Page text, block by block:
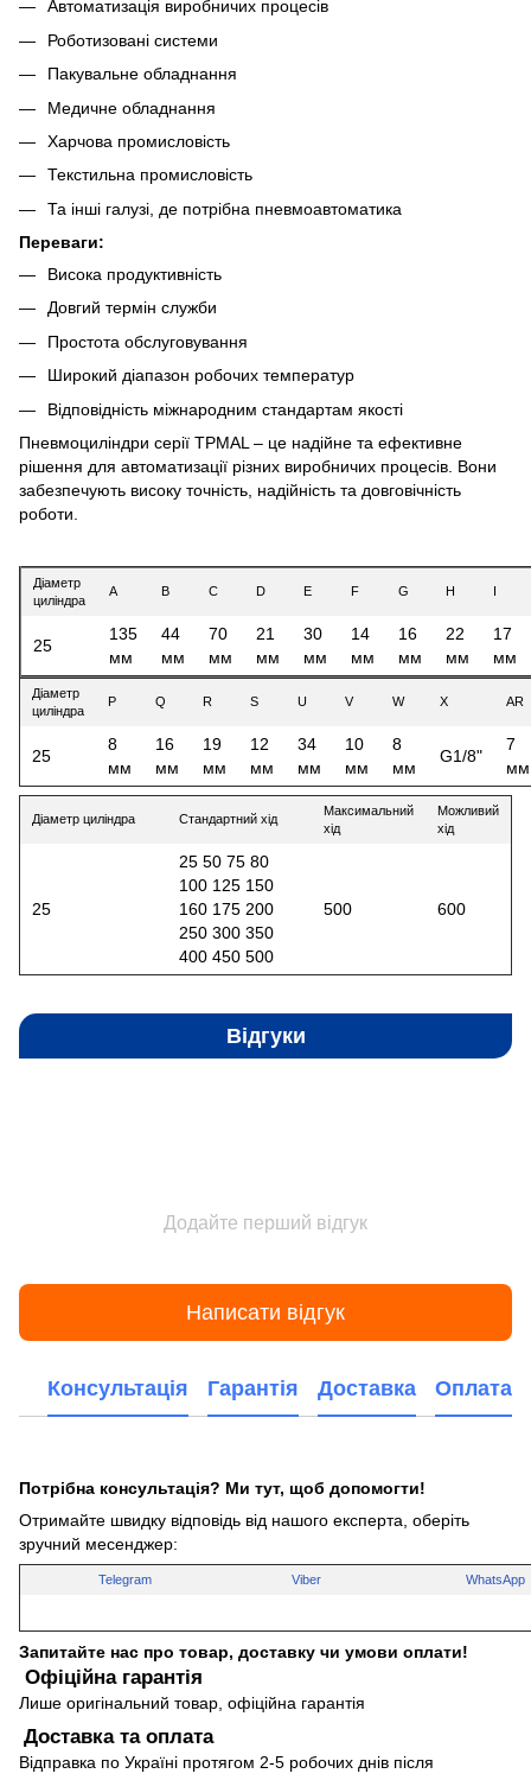
Автоматизація виробничих процесів
Роботизовані системи
Пакувальне обладнання
Медичне обладнання
Харчова промисловість
Текстильна промисловість
Та інші галузі, де потрібна пневмоавтоматика
Переваги:
Висока продуктивність
Довгий термін служби
Простота обслуговування
Широкий діапазон робочих температур
Відповідність міжнародним стандартам якості
Пневмоциліндри серії TPMAL – це надійне та ефективне
рішення для автоматизації різних виробничих процесів. Вони
забезпечують високу точність, надійність та довговічність
роботи.
Діаметр
циліндра
A B C D E F G H I
25
135
мм
44
мм
70
мм
21
мм
30
мм
14
мм
16
мм
22
мм
17
мм
Діаметр
циліндра
P Q R S U V W X AR
25
8
мм
16
мм
19
мм
12
мм
34
мм
10
мм
8
мм
G1/8"
7
мм
Діаметр циліндра Стандартний хід
Максимальний
хід
Можливий
хід
25
25 50 75 80
100 125 150
160 175 200
250 300 350
400 450 500
500 600
Відгуки
Додайте перший відгук
Написати відгук
Консультація Гарантія Доставка Оплата
Потрібна консультація? Ми тут, щоб допомогти!
Отримайте швидку відповідь від нашого експерта, оберіть
зручний месенджер:
Telegram Viber WhatsApp
Запитайте нас про товар, доставку чи умови оплати!
Офіційна гарантія
Лише оригінальний товар, офіційна гарантія
Доставка та оплата
Відправка по Україні протягом 2-5 робочих днів після